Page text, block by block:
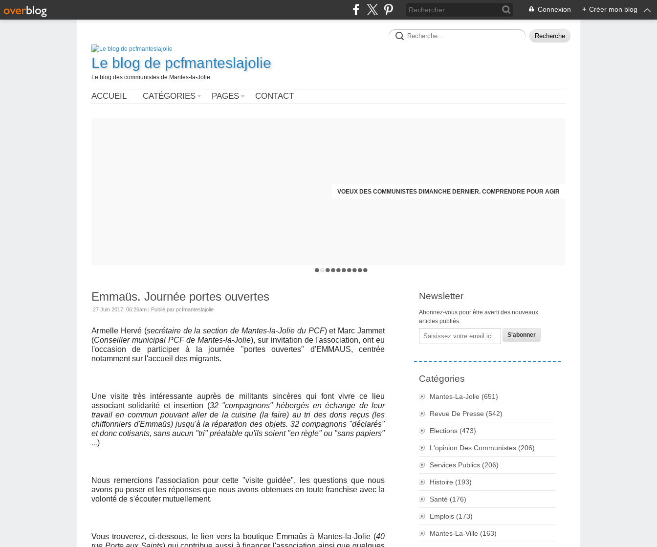
Connexion + Créer mon blog
Le blog de pcfmanteslajolie
Le blog des communistes de Mantes-la-Jolie
ACCUEIL CATÉGORIES PAGES CONTACT
VOEUX DES COMMUNISTES DIMANCHE DERNIER. COMPRENDRE POUR AGIR
Emmaüs. Journée portes ouvertes
27 Juin 2017, 06:26am | Publié par pcfmanteslajolie
Armelle Hervé (secrétaire de la section de Mantes-la-Jolie du PCF) et Marc Jammet
(Conseiller municipal PCF de Mantes-la-Jolie), sur invitation de l'association, ont eu
l'occasion de participer à la journée "portes ouvertes" d'EMMAUS, centrée
notamment sur l'accueil des migrants.
Une visite très intéressante auprès de militants sincères qui font vivre ce lieu
associant solidarité et insertion (32 "compagnons" hébergés en échange de leur
travail en commun pouvant aller de la cuisine (la faire) au tri des dons reçus (les
chiffonniers d'Emmaüs) jusqu'à la réparation des objets. 32 compagnons "déclarés"
et donc cotisants, sans aucun "tri" préalable qu'ils soient "en règle" ou "sans papiers"
...)
Nous remercions l'association pour cette "visite guidée", les questions que nous
avons pu poser et les réponses que nous avons obtenues en toute franchise avec la
volonté de s'écouter mutuellement.
Vous trouverez, ci-dessous, le lien vers la boutique Emmaûs à Mantes-la-Jolie (40
Newsletter
Abonnez-vous pour être averti des nouveaux
articles publiés.
Email
Catégories
Mantes-La-Jolie (651)
Revue De Presse (542)
Elections (473)
L'opinion Des Communistes (206)
Services Publics (206)
Histoire (193)
Santé (176)
Emplois (173)
Mantes-La-Ville (163)